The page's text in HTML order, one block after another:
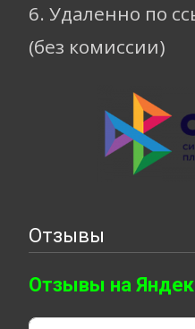
6. Удаленно по
(без комиссии)
Отзывы
Отзывы на